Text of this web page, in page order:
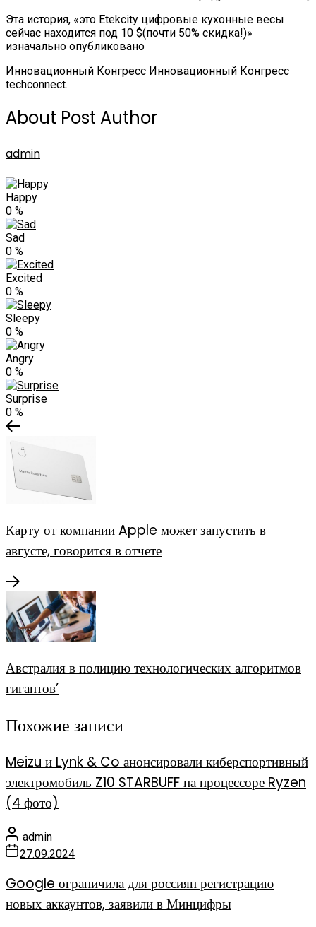
Эта история, «это Etekcity цифровые кухонные весы
сейчас находится под 10 $(почти 50% скидка!)»
изначально опубликовано
Инновационный Конгресс Инновационный Конгресс
techconnect.
About Post Author
admin
Happy
0 %
Sad
0 %
Excited
0 %
Sleepy
0 %
Angry
0 %
Surprise
0 %
Карту от компании Apple может запустить в
августе, говорится в отчете
Австралия в полицию технологических алгоритмов
гигантов’
Похожие записи
Meizu и Lynk & Co анонсировали киберспортивный
электромобиль Z10 STARBUFF на процессоре Ryzen
(4 фото)
admin
27.09.2024
Google ограничила для россиян регистрацию
новых аккаунтов, заявили в Минцифры